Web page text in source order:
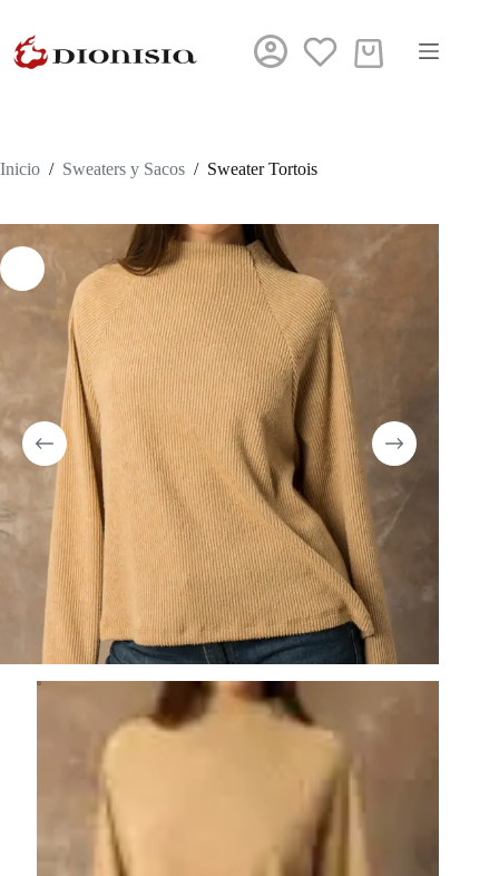
contenido
Carro
Inicio / Sweaters y Sacos / Sweater Tortois